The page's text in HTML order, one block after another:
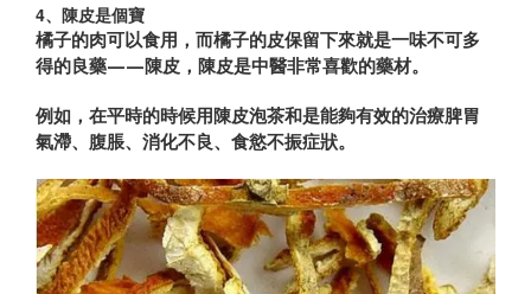
4、陳皮是個寶
橘子的肉可以食用，而橘子的皮保留下來就是一味不可多
得的良藥——陳皮，陳皮是中醫非常喜歡的藥材。
例如，在平時的時候用陳皮泡茶和是能夠有效的治療脾胃
氣滯、腹脹、消化不良、食慾不振症狀。